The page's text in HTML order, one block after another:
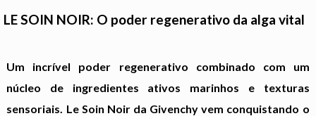
LE SOIN NOIR: O poder regenerativo da alga vital
Um incrível poder regenerativo combinado com um
núcleo de ingredientes ativos marinhos e texturas
sensoriais. Le Soin Noir da Givenchy vem conquistando o